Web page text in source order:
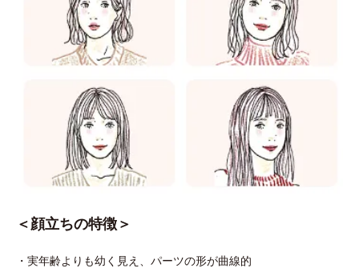
＜顔立ちの特徴＞
・実年齢よりも幼く見え、パーツの形が曲線的